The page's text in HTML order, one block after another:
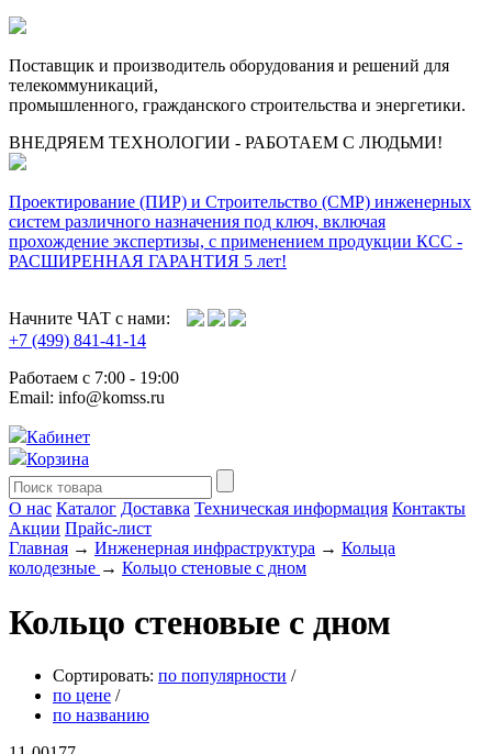
Поставщик и производитель оборудования и решений для
телекоммуникаций,
промышленного, гражданского строительства и энергетики.
ВНЕДРЯЕМ ТЕХНОЛОГИИ - РАБОТАЕМ С ЛЮДЬМИ!
Проектирование (ПИР) и Cтроительство (СМР) инженерных
систем различного назначения под ключ, включая
прохождение экспертизы, с применением продукции КСС -
РАСШИРЕННАЯ ГАРАНТИЯ 5 лет!
Начните ЧАТ с нами:
+7 (499) 841-41-14
Работаем с 7:00 - 19:00
Email: info@komss.ru
Кабинет
Корзина
О нас Каталог Доставка Техническая информация Контакты
Акции Прайс-лист
Главная → Инженерная инфраструктура → Кольца
колодезные → Кольцо стеновые с дном
Кольцо стеновые с дном
Сортировать: по популярности /
по цене /
по названию